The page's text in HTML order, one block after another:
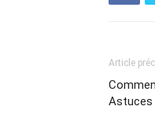
Article
Astuces